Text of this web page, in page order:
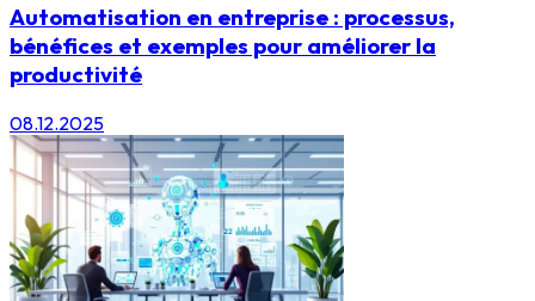
Automatisation en entreprise : processus,
bénéfices et exemples pour améliorer la
productivité
08.12.2025